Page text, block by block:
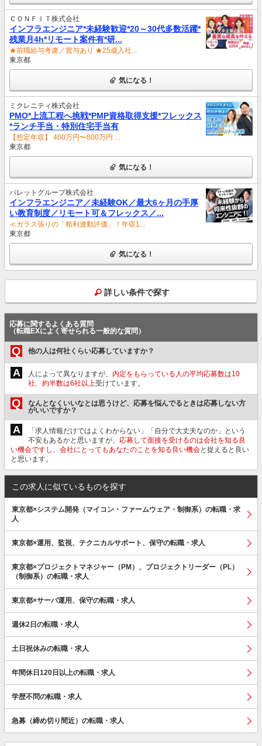
ＣＯＮＦＩＴ株式会社
インフラエンジニア*未経験歓迎*20～30代多数活躍*
残業月4h*リモート案件有*研...
★前職給与考慮／賞与あり ★25歳入社...
東京都
気になる！
ミクレニティ株式会社
PMO*上流工程へ挑戦*PMP資格取得支援*フレックス
*ランチ手当・特別住宅手当有
【想定年収】 400万円〜800万円 ...
東京都
気になる！
バレットグループ株式会社
インフラエンジニア／未経験OK／最大6ヶ月の手厚
い教育制度／リモート可＆フレックス／...
≪ガラス張りの「粗利連動評価」！年収1...
東京都
気になる！
詳しい条件で探す
応募に関するよくある質問
（転職EXによく寄せられる一般的な質問）
Q 他の人は何社くらい応募していますか？
A 人によって異なりますが、 内定をもらっている人の平均応募数は10
社、約半数は6社以上受けています。
Q
なんとなくいいなとは思うけど、応募を悩んでるときは応募しない方
がいいですか？
A
「求人情報だけではよくわからない」「自分で大丈夫なのか」という
不安もあるかと思いますが、 応募して面接を受けるのは会社を知る良
い機会ですし、会社にとってもあなたのことを知る良い機会と捉えると良い
と思います。
この求人に似ているものを探す
東京都×システム開発（マイコン・ファームウェア・制御系）の転職・求
人
東京都×運用、監視、テクニカルサポート、保守の転職・求人
東京都×プロジェクトマネジャー（PM）、プロジェクトリーダー（PL）
（制御系）の転職・求人
東京都×サーバ運用、保守の転職・求人
週休2日の転職・求人
土日祝休みの転職・求人
年間休日120日以上の転職・求人
学歴不問の転職・求人
急募（締め切り間近）の転職・求人